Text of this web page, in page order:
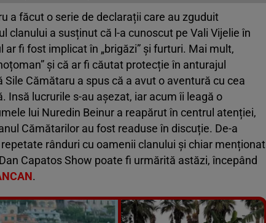
a făcut o serie de declarații care au zguduit
clanului a susținut că l-a cunoscut pe Vali Vijelie în
fi fost implicat în „brigăzi” și furturi. Mai mult,
și că ar fi căutat protecție în anturajul
Cămătaru a spus că a avut o aventură cu cea
Insă lucrurile s-au așezat, iar acum îi leagă o
lui Nuredin Beinur a reapărut în centrul atenției,
Cămătarilor au fost readuse în discuție. De-a
rânduri cu oamenii clanului și chiar menționat
Capatos Show poate fi urmărită astăzi, începând
.